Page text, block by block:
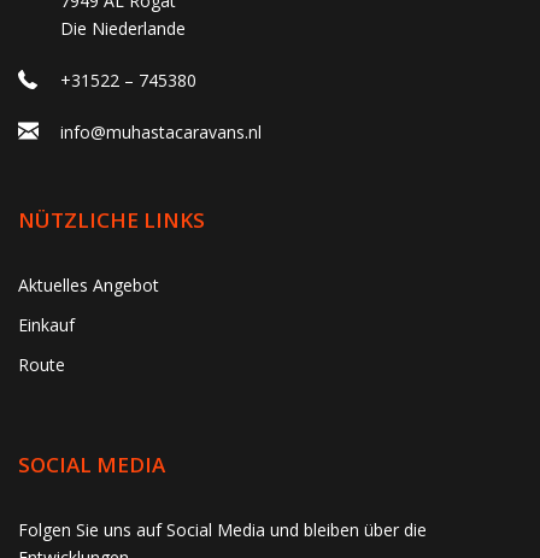
Die Niederlande
+31522 – 745380
info@muhastacaravans.nl
NÜTZLICHE LINKS
Aktuelles Angebot
Einkauf
Route
SOCIAL MEDIA
Folgen Sie uns auf Social Media und bleiben über die
gtag('consent', 'update', function() { window.dataLayer =
window.dataLayer || []; window.dataLayer.push({ 'event':